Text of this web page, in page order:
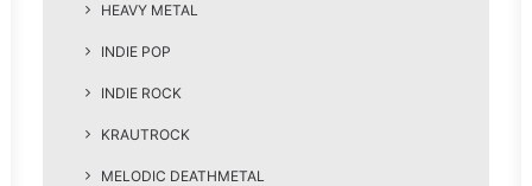
HEAVY METAL
INDIE POP
INDIE ROCK
KRAUTROCK
MELODIC DEATHMETAL